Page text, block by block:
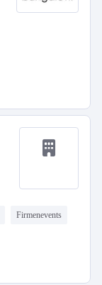
Firmenevents